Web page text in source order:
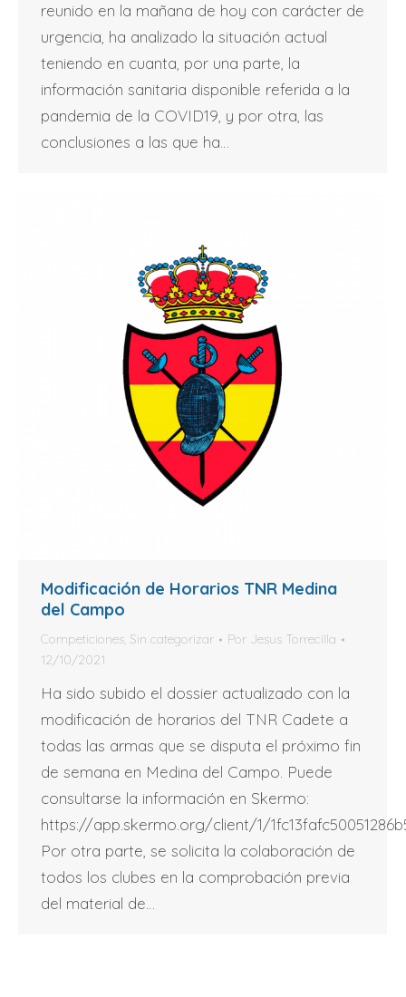
reunido en la mañana de hoy con carácter de
urgencia, ha analizado la situación actual
teniendo en cuanta, por una parte, la
información sanitaria disponible referida a la
pandemia de la COVID19, y por otra, las
conclusiones a las que ha…
Modificación de Horarios TNR Medina
del Campo
Competiciones, Sin categorizar Por Jesus Torrecilla
12/10/2021
Ha sido subido el dossier actualizado con la
modificación de horarios del TNR Cadete a
todas las armas que se disputa el próximo fin
de semana en Medina del Campo. Puede
consultarse la información en Skermo:
https://app.skermo.org/client/1/
Por otra parte, se solicita la colaboración de
todos los clubes en la comprobación previa
del material de…